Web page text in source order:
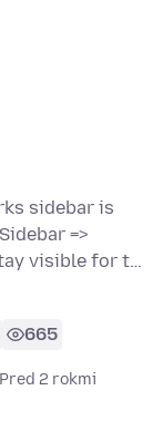
sidebar is
=>
visible for t…
665
2 rokmi